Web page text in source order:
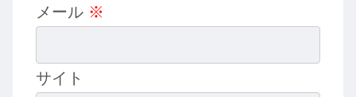
メール ※
サイト